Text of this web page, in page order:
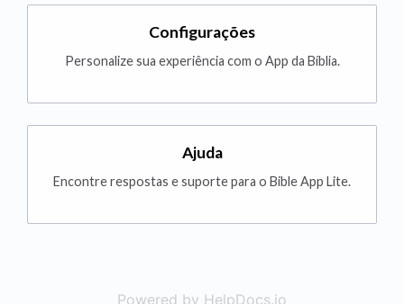
Configurações
Personalize sua experiência com o App da Bíblia.
Ajuda
Encontre respostas e suporte para o Bible App Lite.
Powered by HelpDocs.io